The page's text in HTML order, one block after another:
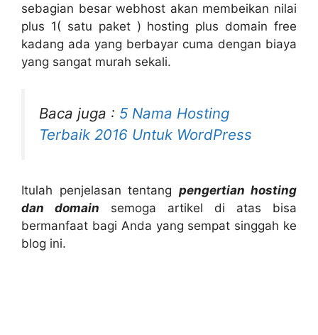
sebagian besar webhost akan membeikan nilai
plus 1( satu paket ) hosting plus domain free
kadang ada yang berbayar cuma dengan biaya
yang sangat murah sekali.
Baca juga : 5 Nama Hosting
Terbaik 2016 Untuk WordPress
Itulah penjelasan tentang pengertian hosting
dan domain semoga artikel di atas bisa
bermanfaat bagi Anda yang sempat singgah ke
blog ini.